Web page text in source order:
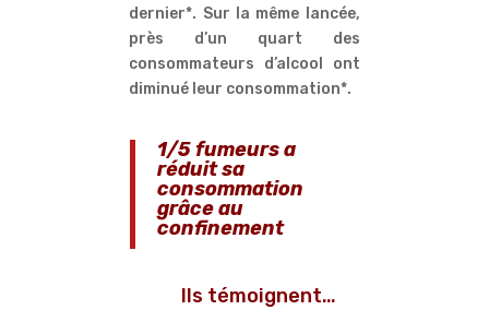
dernier*. Sur la même lancée,
près d’un quart des
consommateurs d’alcool ont
diminué leur consommation*.
1/5 fumeurs a
réduit sa
consommation
grâce au
confinement
Ils témoignent…